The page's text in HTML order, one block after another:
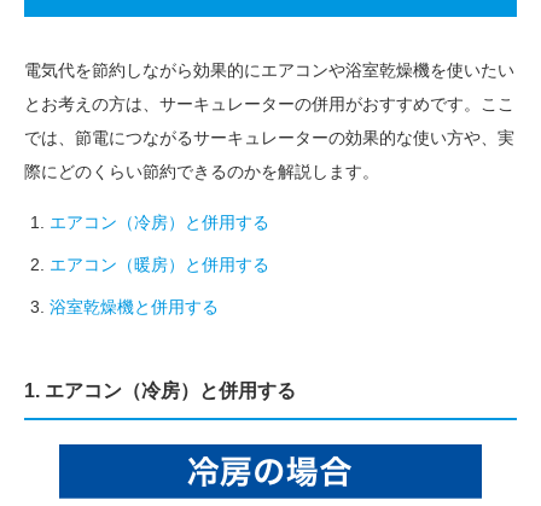
電気代を節約しながら効果的にエアコンや浴室乾燥機を使いたい
とお考えの方は、サーキュレーターの併用がおすすめです。ここ
では、節電につながるサーキュレーターの効果的な使い方や、実
際にどのくらい節約できるのかを解説します。
エアコン（冷房）と併用する
エアコン（暖房）と併用する
浴室乾燥機と併用する
1. エアコン（冷房）と併用する